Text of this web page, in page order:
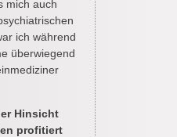
mich auch
ich während
überwiegend
Hinsicht
profitiert